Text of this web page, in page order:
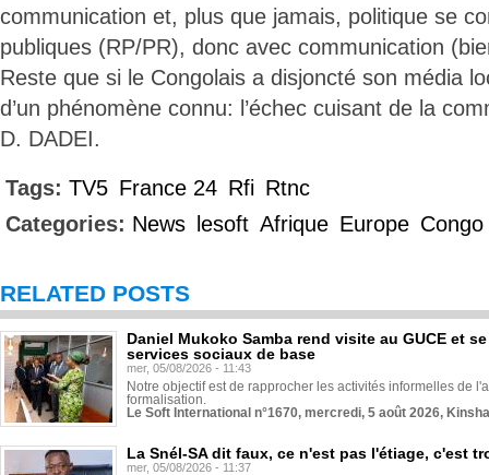
communication et, plus que jamais, politique se
publiques (RP/PR), donc avec communication
Reste que si le Congolais a disjoncté son média
d’un phénomène connu: l’échec cuisant de la
D. DADEI.
Tags: TV5 France 24 Rfi Rtnc
Categories: News lesoft Afrique Europe Congo
RELATED POSTS
Daniel Mukoko Samba rend visite au GUCE et
services sociaux de base
mer, 05/08/2026 - 11:43
Notre objectif est de rapprocher les activités informelles de
formalisation.
Le Soft International n°1670, mercredi, 5 août 2026,
La Snél-SA dit faux, ce n'est pas l'étiage, c'est
mer, 05/08/2026 - 11:37